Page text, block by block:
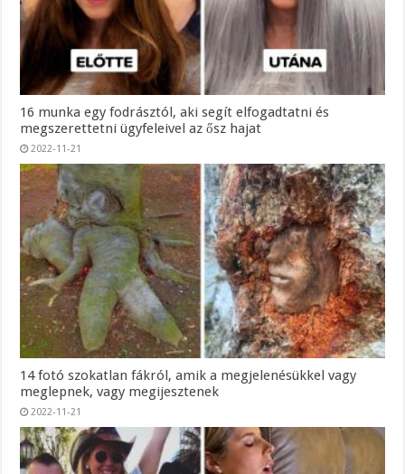
16 munka egy fodrásztól, aki segít elfogadtatni és
megszerettetni ügyfeleivel az ősz hajat
2022-11-21
14 fotó szokatlan fákról, amik a megjelenésükkel vagy
meglepnek, vagy megijesztenek
2022-11-21